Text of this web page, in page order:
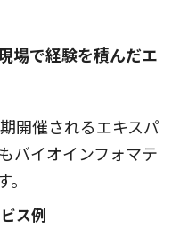
場で経験を積んだエ
開催されるエキスパ
バイオインフォマテ
ス例